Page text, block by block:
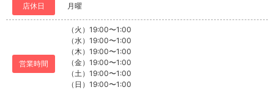
店休日 月曜
営業時間
（火）19:00〜1:00
（水）19:00〜1:00
（木）19:00〜1:00
（金）19:00〜1:00
（土）19:00〜1:00
（日）19:00〜1:00